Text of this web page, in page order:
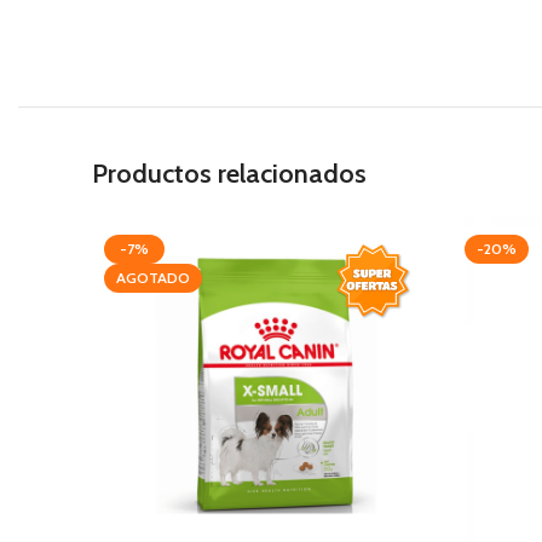
Productos relacionados
-7%
AGOTADO
-20%